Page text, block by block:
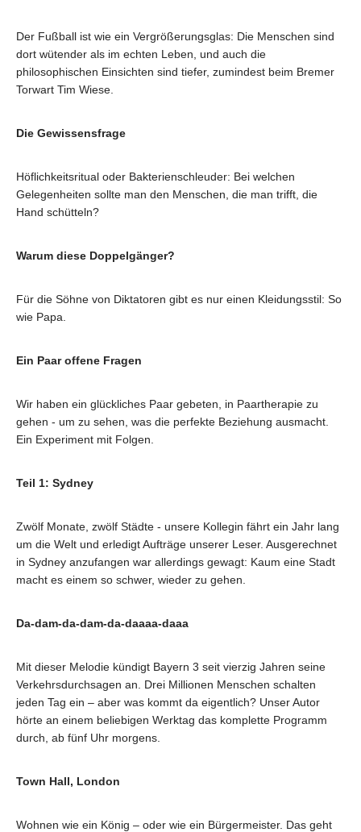
Der Fußball ist wie ein Vergrößerungsglas: Die Menschen sind
dort wütender als im echten Leben, und auch die
philosophischen Einsichten sind tiefer, zumindest beim Bremer
Torwart Tim Wiese.
Die Gewissensfrage
Höflichkeitsritual oder Bakterienschleuder: Bei welchen
Gelegenheiten sollte man den Menschen, die man trifft, die
Hand schütteln?
Warum diese Doppelgänger?
Für die Söhne von Diktatoren gibt es nur einen Kleidungsstil: So
wie Papa.
Ein Paar offene Fragen
Wir haben ein glückliches Paar gebeten, in Paartherapie zu
gehen - um zu sehen, was die perfekte Beziehung ausmacht.
Ein Experiment mit Folgen.
Teil 1: Sydney
Zwölf Monate, zwölf Städte - unsere Kollegin fährt ein Jahr lang
um die Welt und erledigt Aufträge unserer Leser. Ausgerechnet
in Sydney anzufangen war allerdings gewagt: Kaum eine Stadt
macht es einem so schwer, wieder zu gehen.
Da-dam-da-dam-da-daaaa-daaa
Mit dieser Melodie kündigt Bayern 3 seit vierzig Jahren seine
Verkehrsdurchsagen an. Drei Millionen Menschen schalten
jeden Tag ein – aber was kommt da eigentlich? Unser Autor
hörte an einem beliebigen Werktag das komplette Programm
durch, ab fünf Uhr morgens.
Town Hall, London
Wohnen wie ein König – oder wie ein Bürgermeister. Das geht